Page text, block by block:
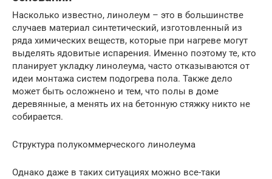
Насколько известно, линолеум – это в большинстве
случаев материал синтетический, изготовленный из
ряда химических веществ, которые при нагреве могут
выделять ядовитые испарения. Именно поэтому те, кто
планирует укладку линолеума, часто отказываются от
идеи монтажа систем подогрева пола. Также дело
может быть осложнено и тем, что полы в доме
деревянные, а менять их на бетонную стяжку никто не
собирается.
Структура полукоммерческого линолеума
Однако даже в таких ситуациях можно все-таки